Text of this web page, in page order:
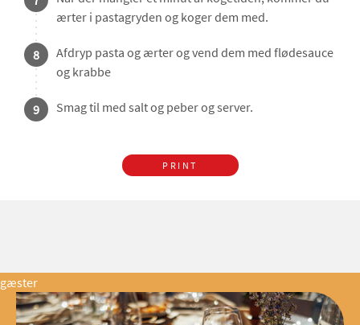
ærter i pastagryden og koger dem med.
8
Afdryp pasta og ærter og vend dem med flødesauce
og krabbe
9 Smag til med salt og peber og server.
PRINT
gæster